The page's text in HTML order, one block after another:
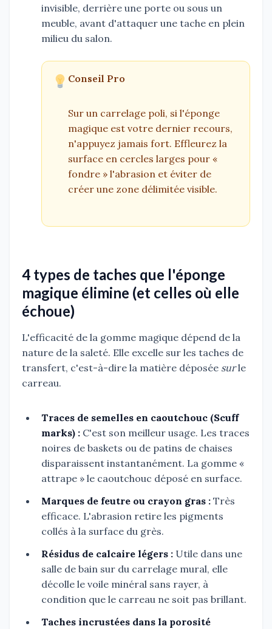
invisible, derrière une porte ou sous un
meuble, avant d'attaquer une tache en plein
milieu du salon.
Conseil Pro
Sur un carrelage poli, si l'éponge
magique est votre dernier recours,
n'appuyez jamais fort. Effleurez la
surface en cercles larges pour «
fondre » l'abrasion et éviter de
créer une zone délimitée visible.
4 types de taches que l'éponge
magique élimine (et celles où elle
échoue)
L'efficacité de la gomme magique dépend de la
nature de la saleté. Elle excelle sur les taches de
transfert, c'est-à-dire la matière déposée surle
carreau.
Traces de semelles en caoutchouc (Scuff
marks) : C'est son meilleur usage. Les traces
noires de baskets ou de patins de chaises
disparaissent instantanément. La gomme «
attrape » le caoutchouc déposé en surface.
Marques de feutre ou crayon gras : Très
efficace. L'abrasion retire les pigments
collés à la surface du grès.
Résidus de calcaire légers : Utile dans une
salle de bain sur du carrelage mural, elle
décolle le voile minéral sans rayer, à
condition que le carreau ne soit pas brillant.
Taches incrustées dans la porosité